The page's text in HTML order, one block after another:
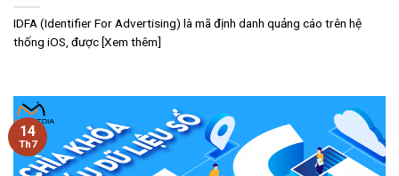
IDFA (Identifier For Advertising) là mã định danh quảng cáo trên hệ
thống iOS, được [Xem thêm]
14
Th7